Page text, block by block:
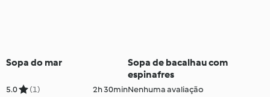
Sopa do mar
5.0 (1) 2h 30min
Sopa de bacalhau com
espinafres
Nenhuma avaliação